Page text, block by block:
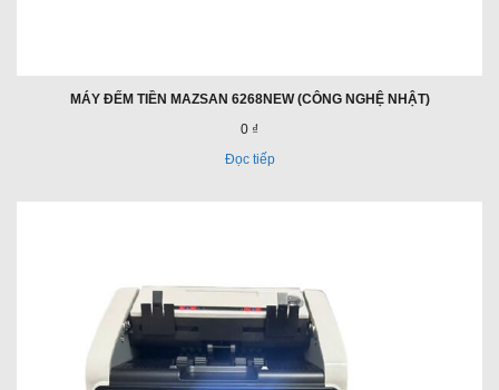
MÁY ĐẾM TIỀN MAZSAN 6268NEW (CÔNG NGHỆ NHẬT)
0 ₫
Đọc tiếp